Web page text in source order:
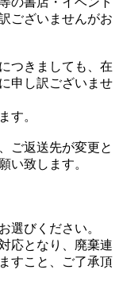
ございませんがお
つきましても、在
申し訳ございませ
す。
ご返送先が変更と
い致します。
選びください。
応となり、廃棄連
すこと、ご了承頂